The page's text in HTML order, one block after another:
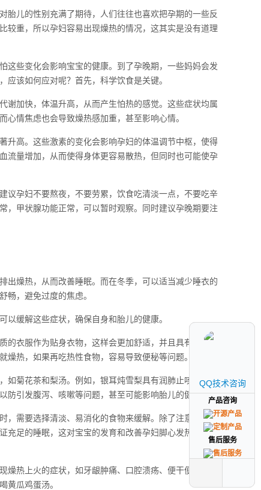
胎儿的性别充满了期待，人们往往也喜欢把孕期的一些反
较重，所以孕妇容易出现燥热的情况，这其实是没有道理
这些变化会影响宝宝的健康。到了孕晚期，一些妈妈会发
该如何应对呢？首先，科学饮食是关键。
谢加快，体温升高，从而产生怕热的感觉。这些症状均属
情焦虑也会导致燥热感加重，甚至影响心情。
升高。这些激素的变化会影响孕妇的体温调节中枢，使得
流量增加，从而使得身体更容易散热，但同时也可能使孕
议孕妇不要熬夜，不要劳累，饮食吃清淡一点，不要吃辛
，甲状腺功能正常，可以暂时观察。同时建议孕晚期要注
出燥热，从而改善睡眠。而在冬季，可以适当减少睡衣的
畅，避免过度的焦虑。
缓解这些症状，确保自身和胎儿的健康。
衣服作为贴身衣物，这样会更加舒适，并且具有良好的
热，如果再吃热性食物，容易导致便秘等问题。
如菊花茶和梨汤。例如，银耳炖雪梨具有润肺止咳、清热
防引发腹泻、咳嗽等问题，甚至可能影响胎儿的健康。
，需要选择清淡、易消化的食物来缓解。除了注意饮食的
充足的睡眠，这对宝宝的发育和改善孕妇脚心发热的症状
热上火的症状，如牙龈肿痛、口腔溃疡、便干便秘等。
黄瓜鸡蛋汤。
QQ技术咨询
产品咨询
售后服务
QQ技术咨询
产品咨询
售后服务